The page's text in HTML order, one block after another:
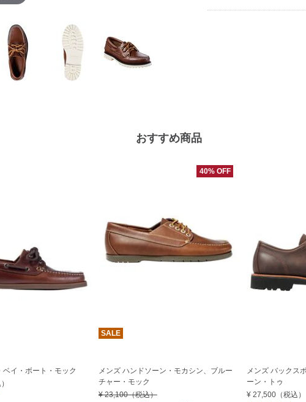
おすすめ商品
ベイ・ボート・モック
40% OFF
SALE
メンズ ハンドソーン・モカシン、ブルー
チャー・モック
¥ 23,100（税込）
メンズ バックス
ーン・トゥ
¥ 27,500 （税込）